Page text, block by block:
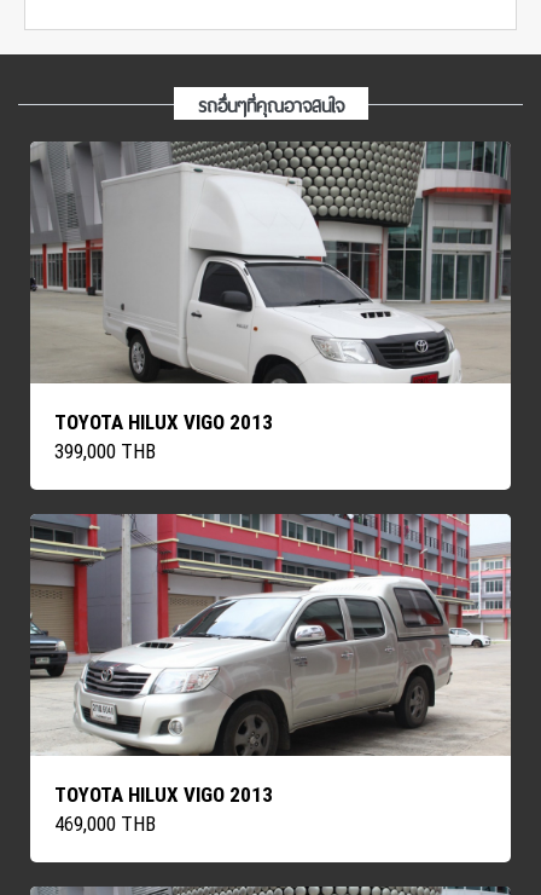
รถอื่นๆที่คุณอาจสนใจ
TOYOTA HILUX VIGO 2013
399,000 THB
TOYOTA HILUX VIGO 2013
469,000 THB